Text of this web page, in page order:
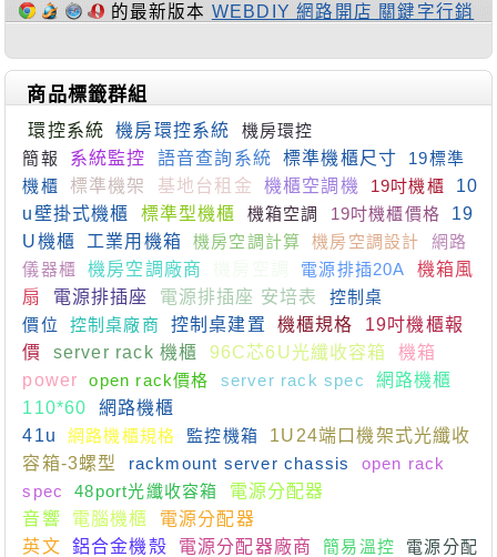
的最新版本 WEBDIY 網路開店 關鍵字行銷
商品標籤群組
環控系統 機房環控系統
機房環控
簡報
系統監控 語音查詢系統 標準機櫃尺寸
19標準
機櫃
標準機架 基地台租金 機櫃空調機 19吋機櫃
10
u壁掛式機櫃
標準型機櫃 機箱空調 19吋機櫃價格
19
U機櫃
工業用機箱 機房空調計算 機房空調設計
網路
儀器櫃
機房空調廠商 電源排插20A
機箱風
扇
電源排插座 電源排插座 安培表
控制桌
價位
控制桌廠商 控制桌建置 機櫃規格
19吋機櫃報
價
server rack 機櫃 96C芯6U光纖收容箱
機箱
power
open rack價格 server rack spec
網路機櫃
110*60
網路機櫃
41u
網路機櫃規格 監控機箱
1U24端口機架式光纖收
容箱-3螺型
rackmount server chassis
open rack
spec
48port光纖收容箱
電源分配器
音響
電腦機櫃
電源分配器
英文
鋁合金機殼 電源分配器廠商 簡易溫控
電源分配